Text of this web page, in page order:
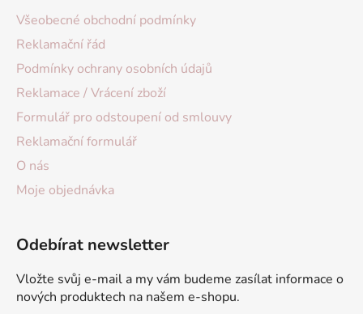
Všeobecné obchodní podmínky
Reklamační řád
Podmínky ochrany osobních údajů
Reklamace / Vrácení zboží
Formulář pro odstoupení od smlouvy
Reklamační formulář
O nás
Moje objednávka
Odebírat newsletter
Vložte svůj e-mail a my vám budeme zasílat informace o
nových produktech na našem e-shopu.